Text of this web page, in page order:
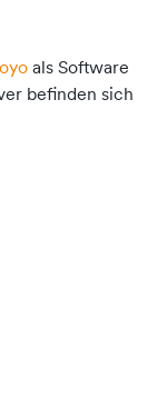
als Software
befinden sich